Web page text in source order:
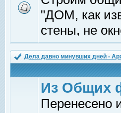
"ДОМ, как
стены, не
Дела давно минувших дней -
Из Общих